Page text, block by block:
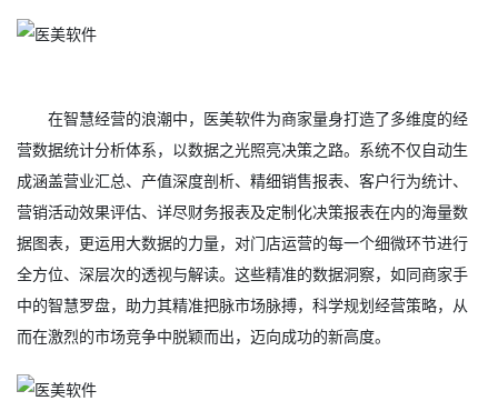
在智慧经营的浪潮中，医美软件为商家量身打造了多维度的经
营数据统计分析体系，以数据之光照亮决策之路。系统不仅自动生
成涵盖营业汇总、产值深度剖析、精细销售报表、客户行为统计、
营销活动效果评估、详尽财务报表及定制化决策报表在内的海量数
据图表，更运用大数据的力量，对门店运营的每一个细微环节进行
全方位、深层次的透视与解读。这些精准的数据洞察，如同商家手
中的智慧罗盘，助力其精准把脉市场脉搏，科学规划经营策略，从
而在激烈的市场竞争中脱颖而出，迈向成功的新高度。